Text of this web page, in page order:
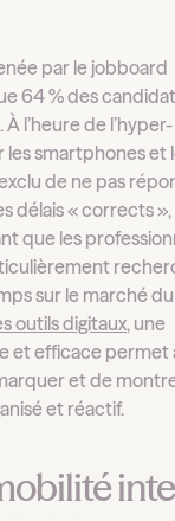
par le jobboard
64 % des
l’heure de l’hyper-
smartphones et
de ne pas
délais « corrects
que les
sur le marché du
outils digitaux, une
et efficace permet
et de
et réactif.